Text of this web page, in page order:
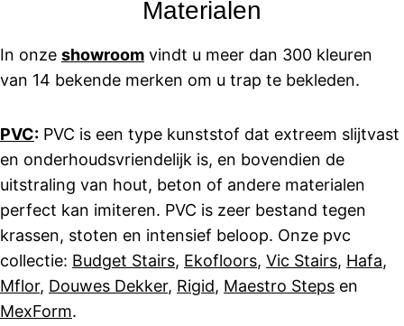
Materialen
In onze showroom vindt u meer dan 300 kleuren
van 14 bekende merken om u trap te bekleden.
PVC: PVC is een type kunststof dat extreem slijtvast
en onderhoudsvriendelijk is, en bovendien de
uitstraling van hout, beton of andere materialen
perfect kan imiteren. PVC is zeer bestand tegen
krassen, stoten en intensief beloop. Onze pvc
collectie: Budget Stairs, Ekofloors, Vic Stairs, Hafa,
Mflor, Douwes Dekker, Rigid, Maestro Steps en
MexForm.